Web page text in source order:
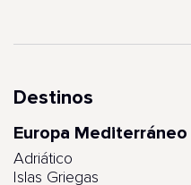
Destinos
Europa Mediterráneo
Adriático
Islas Griegas